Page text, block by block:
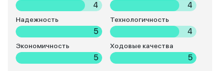
4 4
Надежность
5
Технологичность
4
Экономичность
5
Ходовые качества
5